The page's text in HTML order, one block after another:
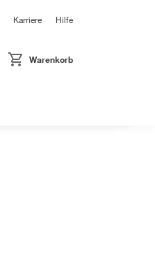
Karriere Hilfe
Warenkorb